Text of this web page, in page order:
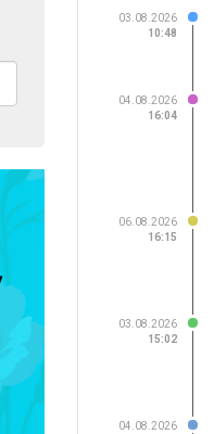
03.08.2026
10:48
04.08.2026
16:04
06.08.2026
16:15
03.08.2026
15:02
04.08.2026